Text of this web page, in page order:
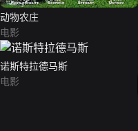
动物农庄
电影
诺斯特拉德马斯
电影